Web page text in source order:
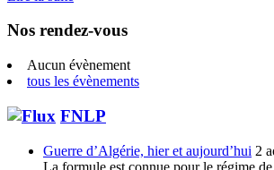
Nos rendez-vous
Aucun évènement
tous les évènements
FNLP
Guerre d’Algérie, hier et aujourd’hui 2
La formule est connue pour le régime